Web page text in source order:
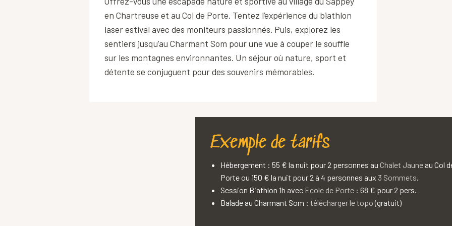
en Chartreuse et au Col de Porte. Tentez l’expérience du biathlon
laser estival avec des moniteurs passionnés. Puis, explorez les
sentiers jusqu’au Charmant Som pour une vue à couper le souffle
sur les montagnes environnantes. Un séjour où nature, sport et
détente se conjuguent pour des souvenirs mémorables.
Exemple de tarifs
Hébergement : 55 € la nuit pour 2 personnes au Chalet Jaune au Col
Porte ou 150 € la nuit pour 2 à 4 personnes aux 3 Sommets.
Session Biathlon 1h avec Ecole de Porte : 68 € pour 2 pers.
Balade au Charmant Som : télécharger le topo(gratuit)